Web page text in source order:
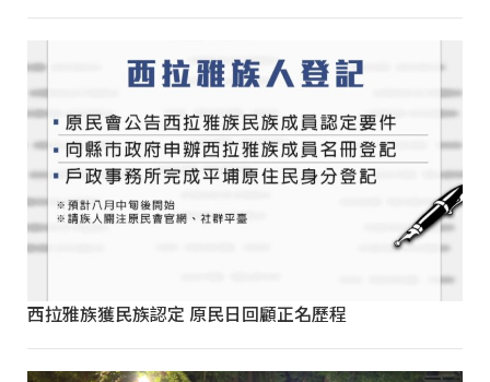
西拉雅族獲民族認定 原民日回顧正名歷程